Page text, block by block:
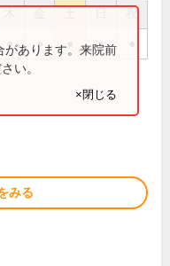
祝
● ● ●
があります。来院前
い。
×閉じる
みる